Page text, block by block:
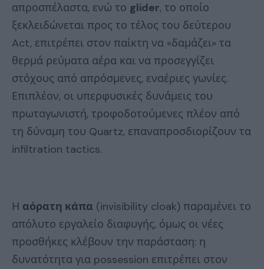
απροσπέλαστα, ενώ το glider, το οποίο
ξεκλειδώνεται προς το τέλος του δεύτερου
Act, επιτρέπει στον παίκτη να «δαμάζει» τα
θερμά ρεύματα αέρα και να προσεγγίζει
στόχους από απρόσμενες, εναέριες γωνίες.
Επιπλέον, οι υπερφυσικές δυνάμεις του
πρωταγωνιστή, τροφοδοτούμενες πλέον από
τη δύναμη του Quartz, επαναπροσδιορίζουν τα
infiltration tactics.
Η αόρατη κάπα (invisibility cloak) παραμένει το
απόλυτο εργαλείο διαφυγής, όμως οι νέες
προσθήκες κλέβουν την παράσταση: η
δυνατότητα για possession επιτρέπει στον